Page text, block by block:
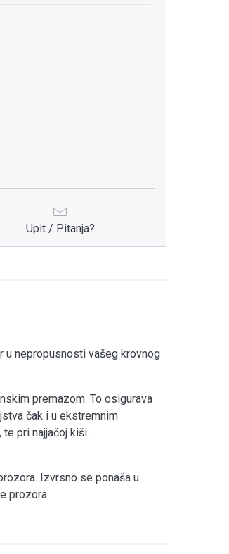
Upit / Pitanja?
u nepropusnosti vašeg krovnog
premazom. To osigurava
čak i u ekstremnim
pri najjačoj kiši.
Izvrsno se ponaša u
prozora.